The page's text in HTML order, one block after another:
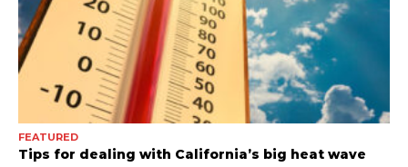
FEATURED
Tips for dealing with California’s big heat wave